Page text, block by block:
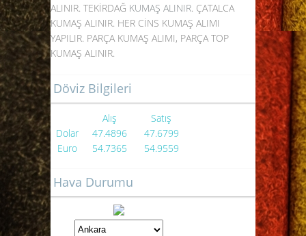
ALINIR. TEKİRDAĞ KUMAŞ ALINIR. ÇATALCA
KUMAŞ ALINIR. HER CİNS KUMAŞ ALIMI
YAPILIR. PARÇA KUMAŞ ALIMI, PARÇA TOP
KUMAŞ ALINIR.
Döviz Bilgileri
Alış
Satış
Dolar
47.4896
47.6799
Euro
54.7365 54.9559
Hava Durumu